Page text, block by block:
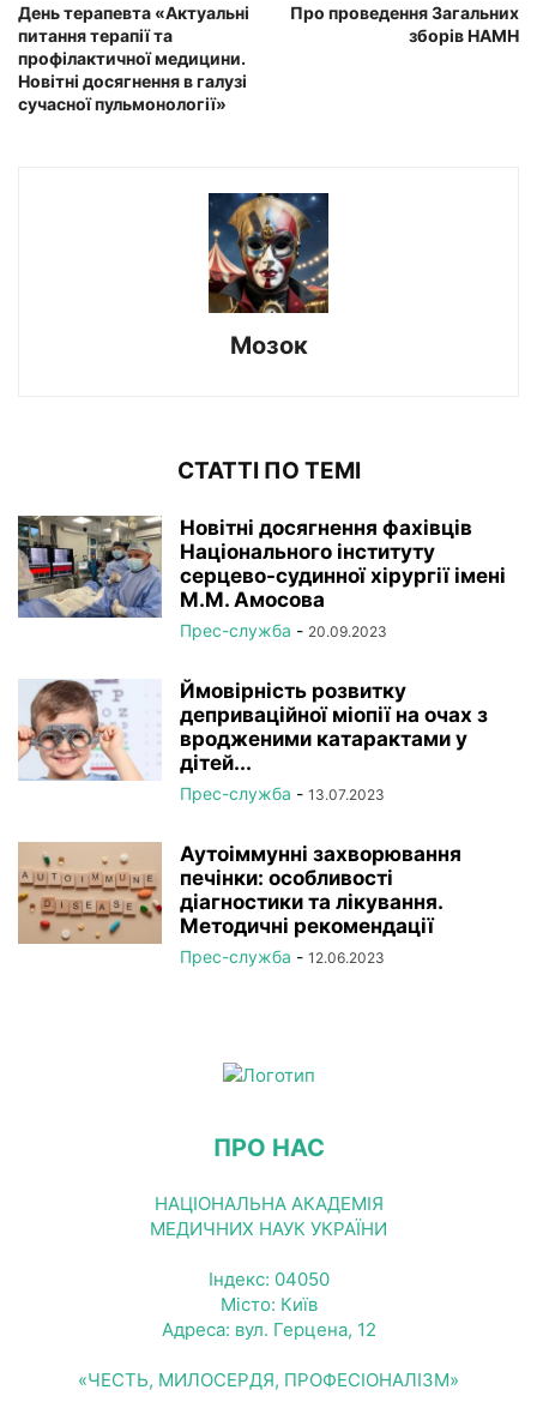
День терапевта «Актуальні
питання терапії та
профілактичної медицини.
Новітні досягнення в галузі
сучасної пульмонології»
Про проведення Загальних
зборів НАМН
Мозок
СТАТТІ ПО ТЕМІ
Новітні досягнення фахівців
Національного інституту
серцево-судинної хірургії імeні
М.М. Амосова
Прес-служба - 20.09.2023
Ймовірність розвитку
деприваційної міопії на очах з
вродженими катарактами у
дітей...
Прес-служба - 13.07.2023
Аутоіммунні захворювання
печінки: особливості
діагностики та лікування.
Методичні рекомендації
Прес-служба - 12.06.2023
ПРО НАС
НАЦІОНАЛЬНА АКАДЕМІЯ
МЕДИЧНИХ НАУК УКРАЇНИ
Індекс: 04050
Місто: Київ
Адреса: вул. Герцена, 12
«ЧЕСТЬ, МИЛОСЕРДЯ, ПРОФЕСІОНАЛІЗМ»